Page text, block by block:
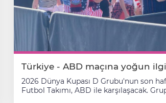
Türkiye - ABD maçına yoğun ilgi
2026 Dünya Kupası D Grubu'nun son
Futbol Takımı, ABD ile karşılaşacak. Grupta oynadığı